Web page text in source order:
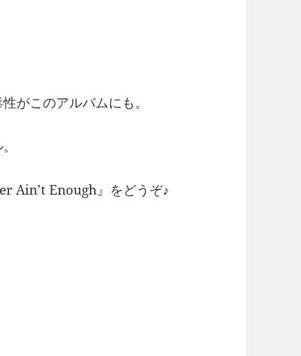
がこのアルバムにも。
Ain’t Enough』をどうぞ♪